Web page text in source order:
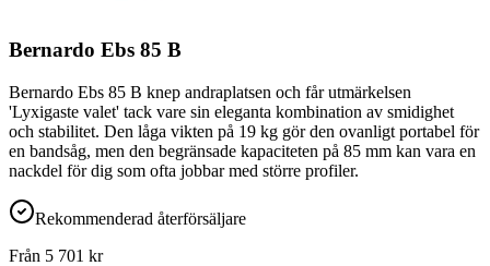
Bernardo Ebs 85 B
Bernardo Ebs 85 B knep andraplatsen och får utmärkelsen
'Lyxigaste valet' tack vare sin eleganta kombination av smidighet
och stabilitet. Den låga vikten på 19 kg gör den ovanligt portabel för
en bandsåg, men den begränsade kapaciteten på 85 mm kan vara en
nackdel för dig som ofta jobbar med större profiler.
Rekommenderad återförsäljare
Från 5 701 kr